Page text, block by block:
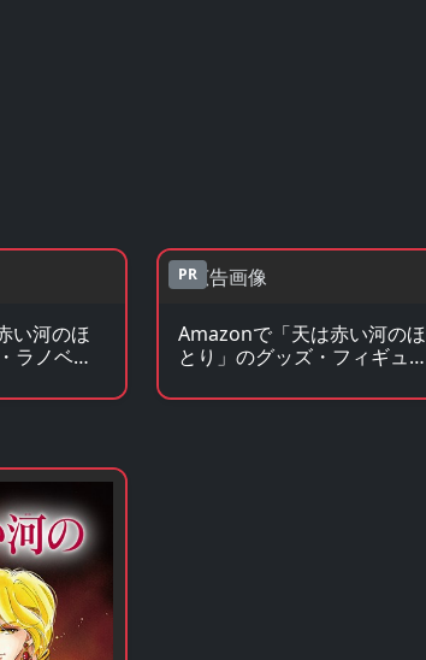
い河のほ
ラノベを
PR
Amazonで「天は赤い河のほ
とり」のグッズ・フィギュア